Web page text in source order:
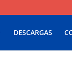
DESCARGAS